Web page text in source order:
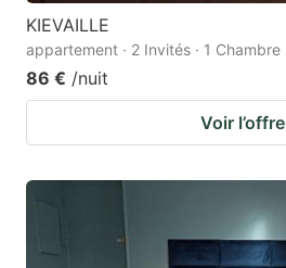
KIEVAILLE
appartement · 2 Invités · 1 Chambre
86 € /nuit
Voir l’offre